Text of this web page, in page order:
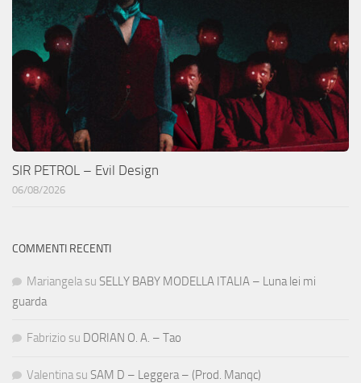
SIR PETROL – Evil Design
06/08/2026
COMMENTI RECENTI
Mariangela su SELLY BABY MODELLA ITALIA – Luna lei mi
guarda
Fabrizio su DORIAN O. A. – Tao
Valentina su SAM D – Leggera – (Prod. Manqc)